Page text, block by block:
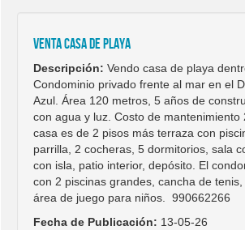
Venta casa de playa
Descripción: Vendo casa de playa
Condominio privado frente al mar en el
Azul. Área 120 metros, 5 años de
con agua y luz. Costo de mantenimiento
casa es de 2 pisos más terraza con
parrilla, 2 cocheras, 5 dormitorios, sala
con isla, patio interior, depósito. El
con 2 piscinas grandes, cancha de tenis,
área de juego para niños. 990662266
Fecha de Publicación: 13-05-26